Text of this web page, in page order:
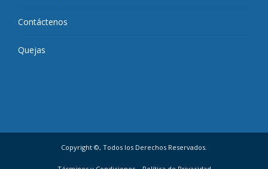
Contáctenos
Quejas
Copyright ©, Todos los Derechos Reservados.